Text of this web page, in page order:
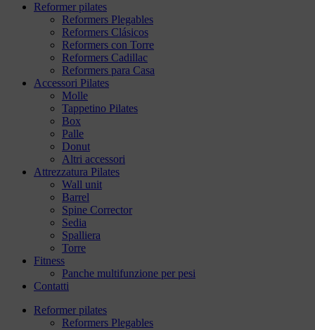
Reformer pilates
Reformers Plegables
Reformers Clásicos
Reformers con Torre
Reformers Cadillac
Reformers para Casa
Accessori Pilates
Molle
Tappetino Pilates
Box
Palle
Donut
Altri accessori
Attrezzatura Pilates
Wall unit
Barrel
Spine Corrector
Sedia
Spalliera
Torre
Fitness
Panche multifunzione per pesi
Contatti
Reformer pilates
Reformers Plegables